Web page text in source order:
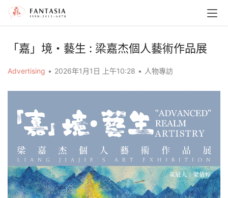
「嘉」境・藝生 : 梁嘉杰個人藝術作品展
Advertising • 2026年1月1日 上午10:28 • 人物專訪